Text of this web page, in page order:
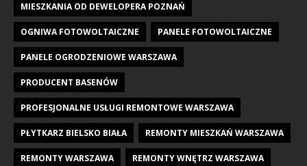
MIESZKANIA OD DEWELOPERA POZNAŃ
OGNIWA FOTOWOLTAICZNE PANELE FOTOWOLTAICZNE
PANELE OGRODZENIOWE WARSZAWA
PRODUCENT BASENÓW
PROFESJONALNE USŁUGI REMONTOWE WARSZAWA
PŁYTKARZ BIELSKO BIAŁA REMONTY MIESZKAŃ WARSZAWA
REMONTY WARSZAWA REMONTY WNĘTRZ WARSZAWA